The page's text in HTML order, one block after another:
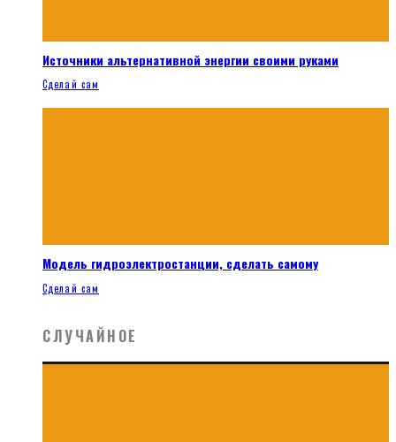
Источники альтернативной энергии своими руками
Сделай сам
Модель гидроэлектростанции, сделать самому
Сделай сам
СЛУЧАЙНОЕ